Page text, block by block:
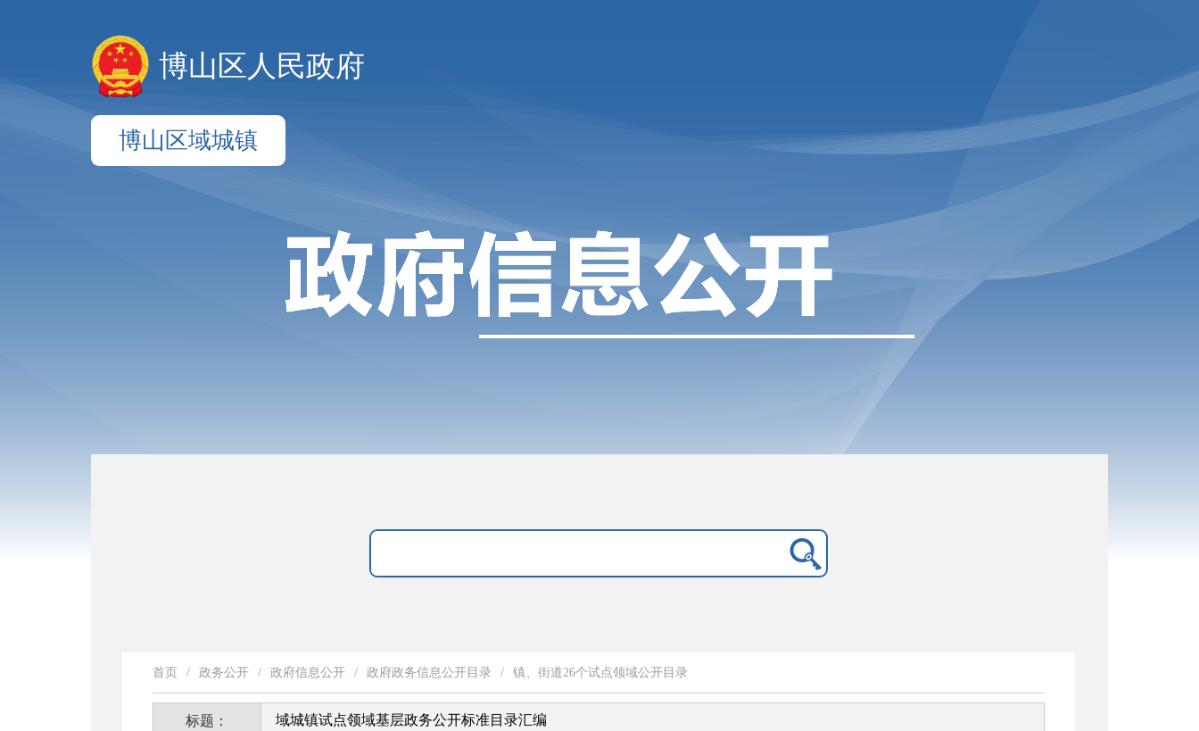
博山区人民政府
博山区域城镇
首页 / 政务公开 / 政府信息公开 / 政府政务信息公开目录 / 镇、街道26个试点领域公开目录
标题： 域城镇试点领域基层政务公开标准目录汇编